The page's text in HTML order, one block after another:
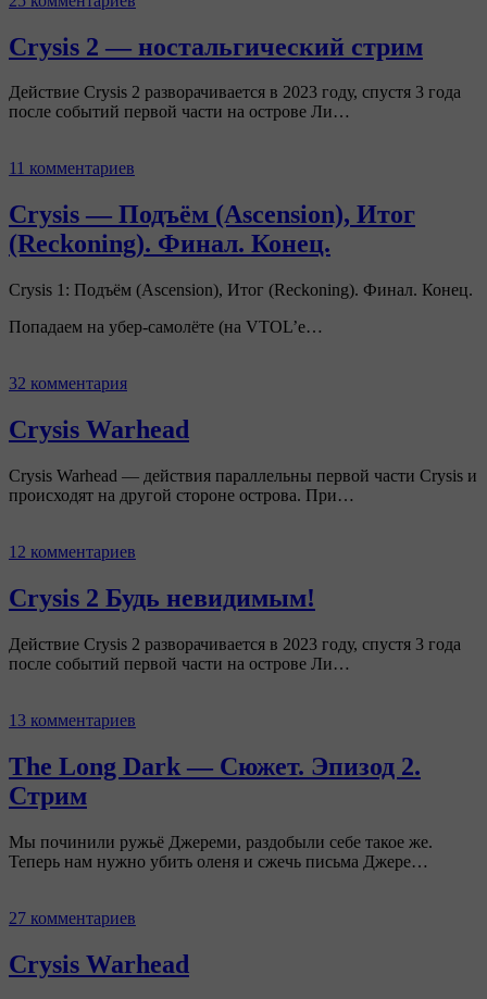
Crysis 2 — ностальгический стрим
Действие Crysis 2 разворачивается в 2023 году, спустя 3 года
после событий первой части на острове Ли…
11 комментариев
Crysis — Подъём (Ascension), Итог
(Reckoning). Финал. Конец.
Crysis 1: Подъём (Ascension), Итог (Reckoning). Финал. Конец.
Попадаем на убер-самолёте (на VTOL’е…
32 комментария
Crysis Warhead
Crysis Warhead — действия параллельны первой части Crysis и
происходят на другой стороне острова. При…
12 комментариев
Crysis 2 Будь невидимым!
Действие Crysis 2 разворачивается в 2023 году, спустя 3 года
после событий первой части на острове Ли…
13 комментариев
The Long Dark — Сюжет. Эпизод 2.
Стрим
Мы починили ружьё Джереми, раздобыли себе такое же.
Теперь нам нужно убить оленя и сжечь письма Джере…
27 комментариев
Crysis Warhead